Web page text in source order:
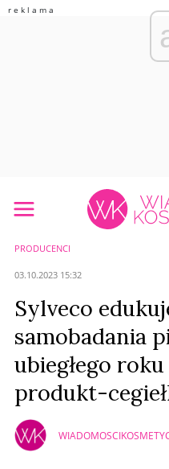
PRODUCENCI
03.10.2023 15:32
Sylveco
samobadania
ubiegłego
produkt-